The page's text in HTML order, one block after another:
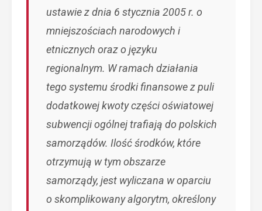
ustawie z dnia 6 stycznia 2005 r. o
mniejszościach narodowych i
etnicznych oraz o języku
regionalnym. W ramach działania
tego systemu środki finansowe z puli
dodatkowej kwoty części oświatowej
subwencji ogólnej trafiają do polskich
samorządów. Ilość środków, które
otrzymują w tym obszarze
samorządy, jest wyliczana w oparciu
o skomplikowany algorytm, określony